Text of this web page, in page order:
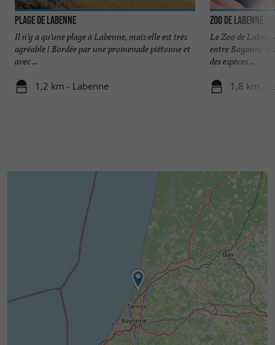
Plage de Labenne
Il n’y a qu’une plage à Labenne, mais elle est très
agréable ! Bordée par une promenade piétonne et
avec ...
1,2 km - Labenne
Zoo de Labenne
Le Zoo de
entre Bayonne et
des espèces ...
1,8 km -